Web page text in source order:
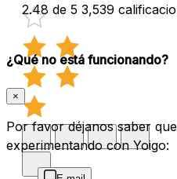
2.48 de 5 3,539
¿Qué no está funcionando?
×
Por favor déjanos saber
experimentando con Yoigo: